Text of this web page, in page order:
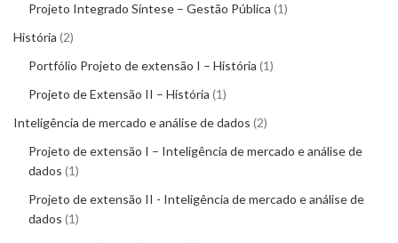
Projeto Integrado Síntese – Gestão Pública 1
História 2
Portfólio Projeto de extensão I – História 1
Projeto de Extensão II – História 1
Inteligência de mercado e análise de dados 2
Projeto de extensão I – Inteligência de mercado e análise de
dados 1
Projeto de extensão II - Inteligência de mercado e análise de
dados 1